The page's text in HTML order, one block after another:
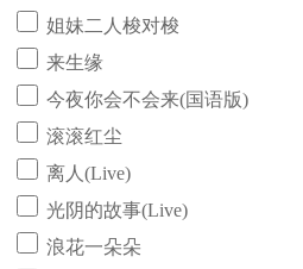
姐妹二人梭对梭
来生缘
今夜你会不会来(国语版)
滚滚红尘
离人(Live)
光阴的故事(Live)
浪花一朵朵